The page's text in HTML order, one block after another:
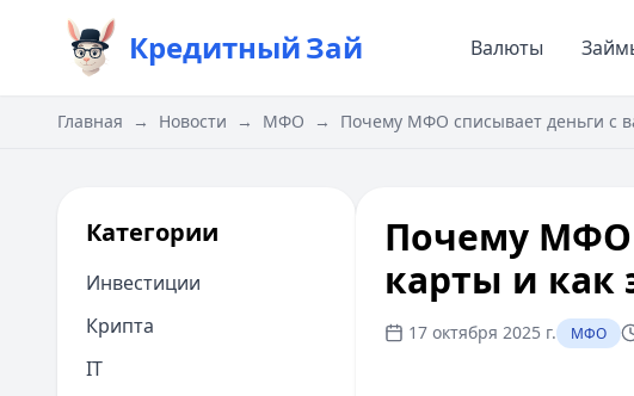
КредитныйЗай Валюты
Главная → Новости → МФО → Почему МФО списывает деньги с
Категории
Инвестиции
Крипта
IT
Почему МФО
карты и как
17 октября 2025 г. МФО